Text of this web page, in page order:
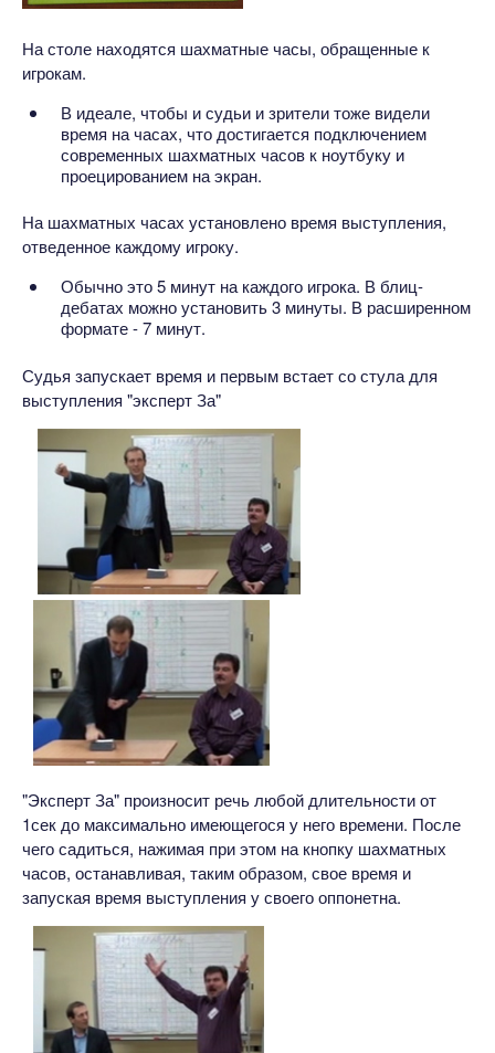
На столе находятся шахматные часы, обращенные к
игрокам.
В идеале, чтобы и судьи и зрители тоже видели
время на часах, что достигается подключением
современных шахматных часов к ноутбуку и
проецированием на экран.
На шахматных часах установлено время выступления,
отведенное каждому игроку.
Обычно это 5 минут на каждого игрока. В блиц-
дебатах можно установить 3 минуты. В расширенном
формате - 7 минут.
Судья запускает время и первым встает со стула для
выступления "эксперт За"
"Эксперт За" произносит речь любой длительности от
1сек до максимально имеющегося у него времени. После
чего садиться, нажимая при этом на кнопку шахматных
часов, останавливая, таким образом, свое время и
запуская время выступления у своего оппонетна.